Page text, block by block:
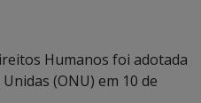
Humanos foi adotada
(ONU) em 10 de